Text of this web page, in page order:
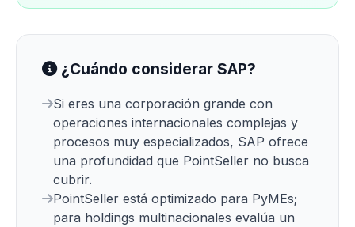
¿Cuándo considerar SAP?
Si eres una corporación grande con
operaciones internacionales complejas y
procesos muy especializados, SAP ofrece
una profundidad que PointSeller no busca
cubrir.
PointSeller está optimizado para PyMEs;
para holdings multinacionales evalúa un